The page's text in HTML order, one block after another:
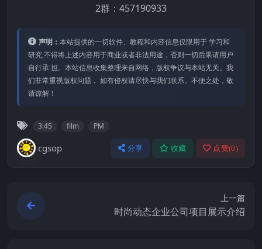
2群：457190933
声明： 本站提供的⼀切软件、教程和内容信息仅限⽤于 学习和
研究,不得将上述内容⽤于商业或者⾮法⽤途，否则⼀切后果请⽤户
⾃⾏承 担。本站信息收集整理来⾃⽹络，版权争议与本站⽆关。我
们⾮常重视版权问题， 如有侵权请尽快与我们联系。不便之处，敬
请谅解！
3:45 film PM
cgsop 分享 收藏 点赞(0)
上一篇
时尚动态企业公司项目展示介绍